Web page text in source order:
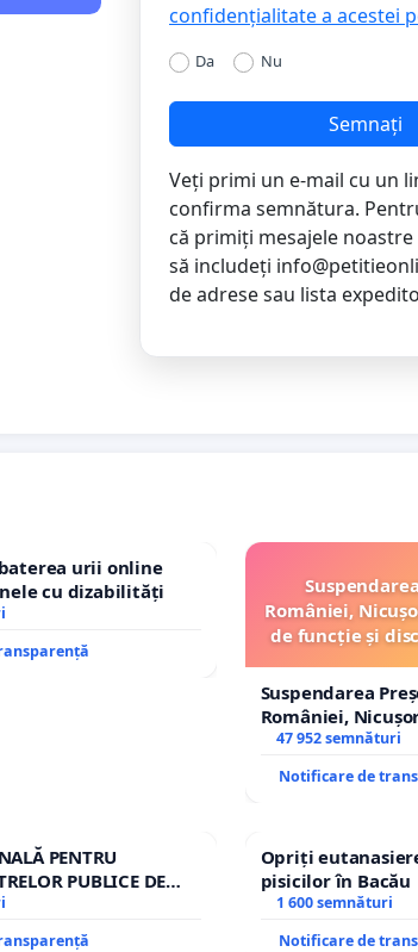
confidențialitate a acestei
Da Nu
Semnați
Veți primi un e-mail cu un
confirma semnătura.
că primiți mesajele
să includeți
de adrese sau lista
urii online
cu dizabilități
României,
de funcție și
Suspendarea
României,
de funcție și
47 952 semnături
Notificare de
PENTRU
PUBLICE DE
ROMÂNIA
Opriți
pisicilor în Bacău
1 600 semnături
Notificare de